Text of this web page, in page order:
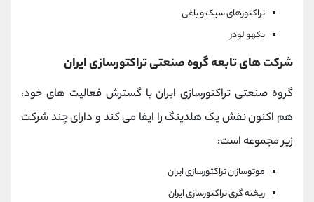
تراکتورهای سبک و باغی
بکهو لودر
شرکت های تابعه گروه صنعتی تراکتورسازی ایران
گروه صنعتی تراکتورسازی ایران با گسترش فعالیت های خود،
هم اکنون نقش یک هلدینگ را ایفا می کند و دارای چند شرکت
زیر مجموعه است:
موتوسازان تراکتورسازی ایران
ریخته گری تراکتورسازی ایران